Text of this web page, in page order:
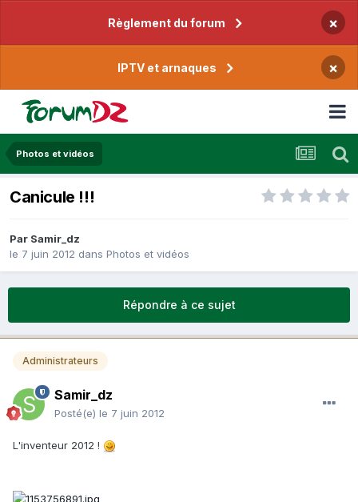
Règlement du forum ×
IPTV et arnaques ×
Photos et vidéos
Canicule !!!
Par Samir_dz
le 7 juin 2012 dans Photos et vidéos
Répondre à ce sujet
Administrateurs
Samir_dz
Posté(e) le 7 juin 2012
L'inventeur 2012 !